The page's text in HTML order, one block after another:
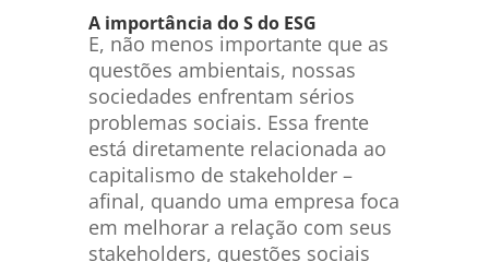
A importância do S do ESG
E, não menos importante que as
questões ambientais, nossas
sociedades enfrentam sérios
problemas sociais. Essa frente
está diretamente relacionada ao
capitalismo de stakeholder –
afinal, quando uma empresa foca
em melhorar a relação com seus
stakeholders, questões sociais